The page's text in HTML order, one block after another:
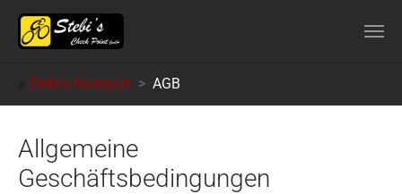
Stebi's Radsport AGB
Allgemeine
Geschäftsbedingungen